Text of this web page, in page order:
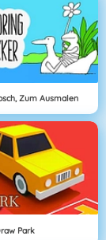
Zum Ausmalen
Park